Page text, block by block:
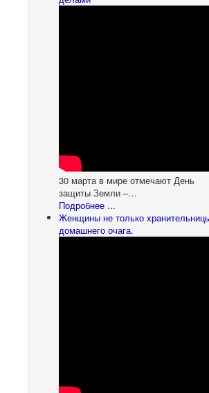
30 марта в мире отмечают День
защиты Земли –…
Подробнее ...
Женщины не только
домашнего очага.